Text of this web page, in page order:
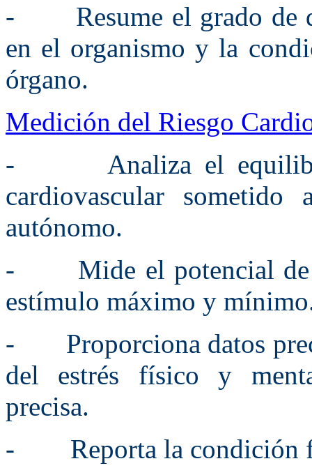
- Resume el grado de
en el organismo y la
órgano.
Medición del Riesgo
- Analiza el equilibrio
cardiovascular
autónomo.
- Mide el potencial de
estímulo máximo y
- Proporciona datos
del estrés físico y
precisa.
- Reporta la condición